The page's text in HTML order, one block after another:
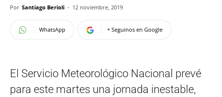
Por Santiago Berioli - 12 noviembre, 2019
WhatsApp + Seguinos en Google
El Servicio Meteorológico Nacional prevé
para este martes una jornada inestable,